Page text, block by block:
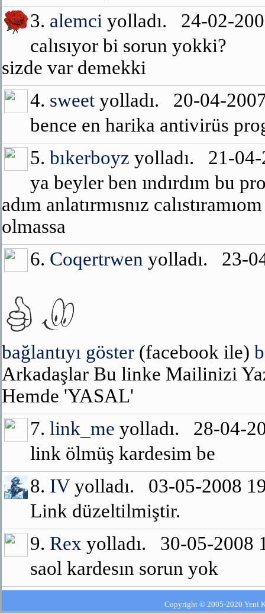
3. alemci yolladı. 24-02-
calısıyor bi sorun yokki?
sizde var demekki
4. sweet yolladı. 20-04-
bence en harika antivirüs
5. bıkerboyz yolladı. 21-
ya beyler ben ındırdım bu
adım anlatırmısnız
olmassa
6. Coqertrwen yolladı. 23-
bağlantıyı göster (facebook ile)
Arkadaşlar Bu linke Mailinizi
Hemde 'YASAL'
7. link_me yolladı. 28-04-
link ölmüş kardesim be
8. IVyolladı. 03-05-2008
Link düzeltilmiştir.
9. Rex yolladı. 30-05-2008
saol kardesın sorun yok
Copyright © 2005-2020 Yeni